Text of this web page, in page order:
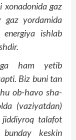
xonadonida gaz
gaz yordamida
ishlab
ham yetib
Biz buni tan
ob-havo sha­
(vaziyatdan)
jiddiyroq talafot
keskin